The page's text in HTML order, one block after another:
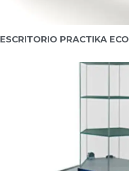
ESCRITORIO PRACTIKA ECO